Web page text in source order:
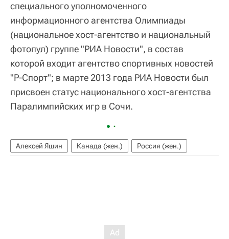
специального уполномоченного
информационного агентства Олимпиады
(национальное хост-агентство и национальный
фотопул) группе "РИА Новости", в состав
которой входит агентство спортивных новостей
"Р-Спорт"; в марте 2013 года РИА Новости был
присвоен статус национального хост-агентства
Паралимпийских игр в Сочи.
Алексей Яшин Канада (жен.) Россия (жен.)